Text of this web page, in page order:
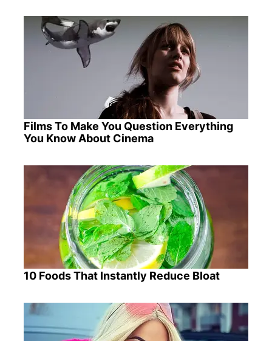
Films To Make You Question Everything
You Know About Cinema
10 Foods That Instantly Reduce Bloat